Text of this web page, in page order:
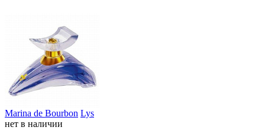
Marina de Bourbon Lys
нет в наличии